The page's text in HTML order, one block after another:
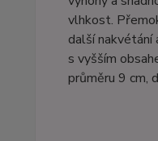
vlhkost.
další nakvétání
s vyšším
průměru 9 cm,